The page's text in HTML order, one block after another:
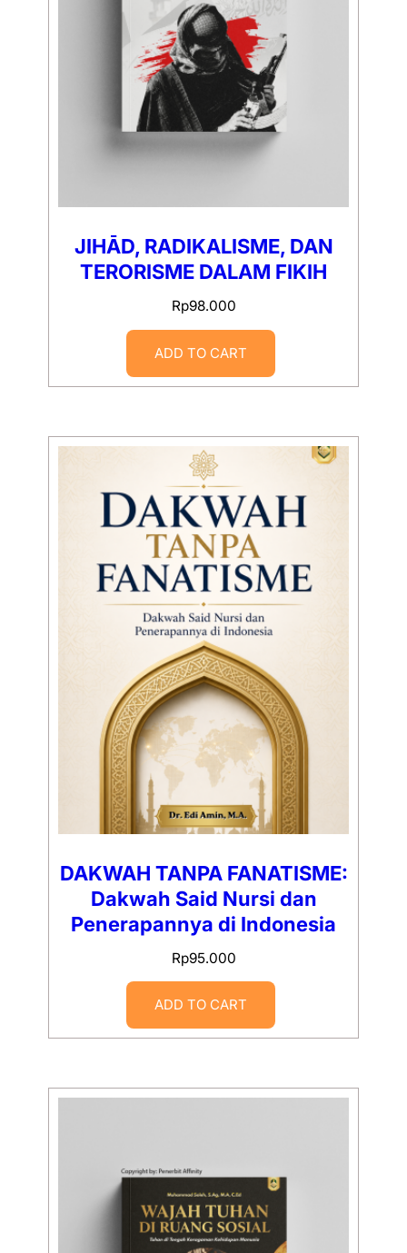
JIHĀD, RADIKALISME, DAN
TERORISME DALAM FIKIH
Rp98.000
ADD TO CART
DAKWAH TANPA FANATISME:
Dakwah Said Nursi dan
Penerapannya di Indonesia
Rp95.000
ADD TO CART